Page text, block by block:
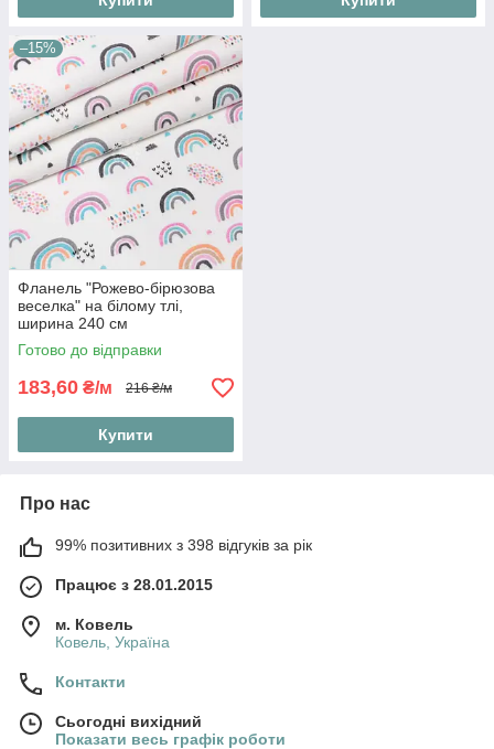
–15%
Фланель "Рожево-бірюзова
веселка" на білому тлі,
ширина 240 см
Готово до відправки
183,60 ₴/м 216 ₴/м
Купити
Про нас
99% позитивних з 398 відгуків за рік
Працює з 28.01.2015
м. Ковель
Ковель, Україна
Контакти
Сьогодні вихідний
Показати весь графік роботи